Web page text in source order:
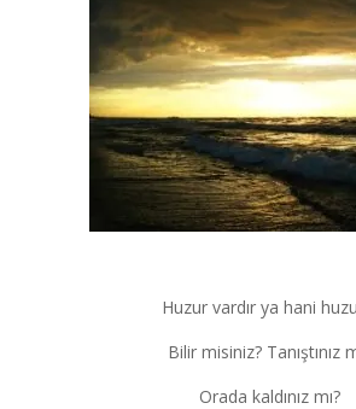
Huzur vardır ya hani
Bilir misiniz? Tanıştınız
Orada kaldınız mı?